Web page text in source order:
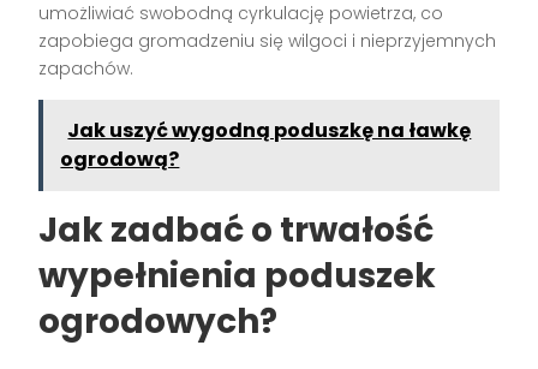
umożliwiać swobodną cyrkulację powietrza, co
zapobiega gromadzeniu się wilgoci i nieprzyjemnych
zapachów.
Jak uszyć wygodną poduszkę na ławkę
ogrodową?
Jak zadbać o trwałość
wypełnienia poduszek
ogrodowych?